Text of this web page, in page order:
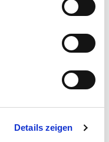
Details zeigen